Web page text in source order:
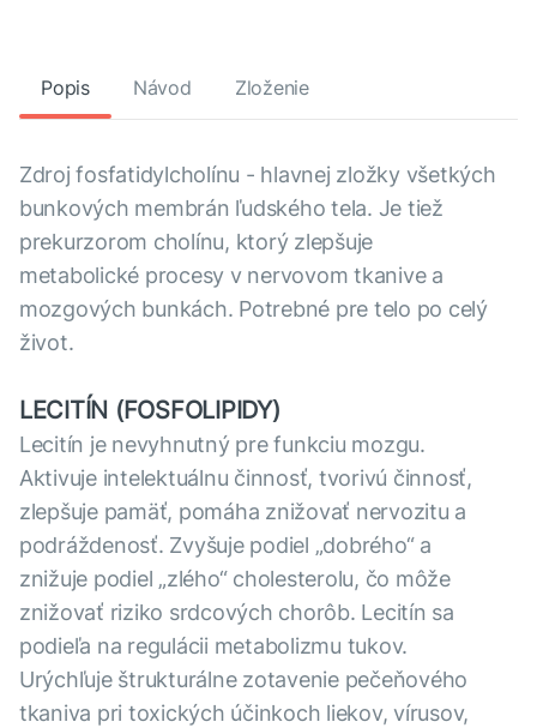
Popis Návod Zloženie
Zdroj fosfatidylcholínu - hlavnej zložky všetkých
bunkových membrán ľudského tela. Je tiež
prekurzorom cholínu, ktorý zlepšuje
metabolické procesy v nervovom tkanive a
mozgových bunkách. Potrebné pre telo po celý
život.
LECITÍN (FOSFOLIPIDY)
Lecitín je nevyhnutný pre funkciu mozgu.
Aktivuje intelektuálnu činnosť, tvorivú činnosť,
zlepšuje pamäť, pomáha znižovať nervozitu a
podráždenosť. Zvyšuje podiel „dobrého“ a
znižuje podiel „zlého“ cholesterolu, čo môže
znižovať riziko srdcových chorôb. Lecitín sa
podieľa na regulácii metabolizmu tukov.
Urýchľuje štrukturálne zotavenie pečeňového
tkaniva pri toxických účinkoch liekov, vírusov,